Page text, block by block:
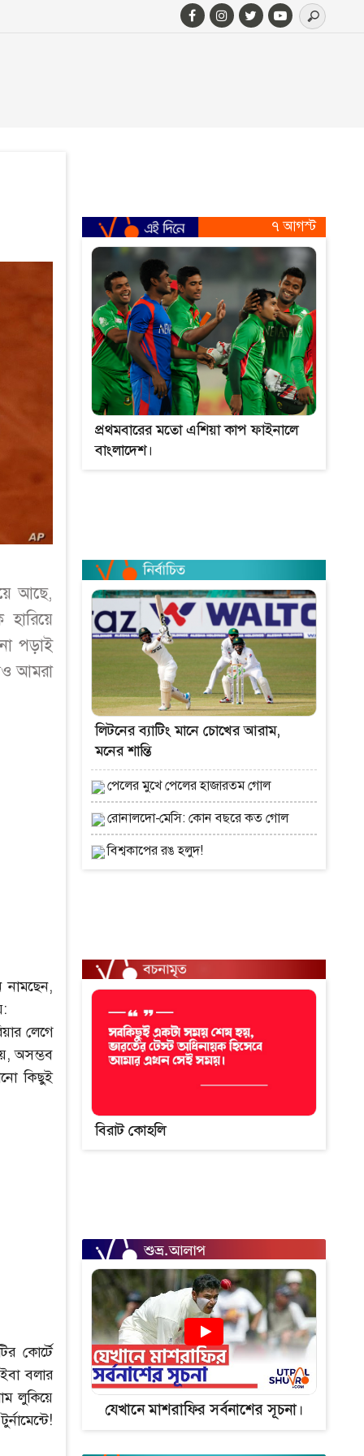
আছে,
পড়াই
আমরা
নামছেন,
লেগে
অসম্ভব
কিছুই
কোর্টে
বলার
লুকিয়ে
৭ আগস্ট
প্রথমবারের মতো এশিয়া কাপ ফাইনালে
বাংলাদেশ।
লিটনের ব্যাটিং মানে চোখের আরাম,
মনের শান্তি
পেলের মুখে পেলের হাজারতম গোল
রোনালদো-মেসি: কোন বছরে কত গোল
বিশ্বকাপের রঙ হলুদ!
বিরাট কোহলি
যেখানে মাশরাফির সর্বনাশের সূচনা।